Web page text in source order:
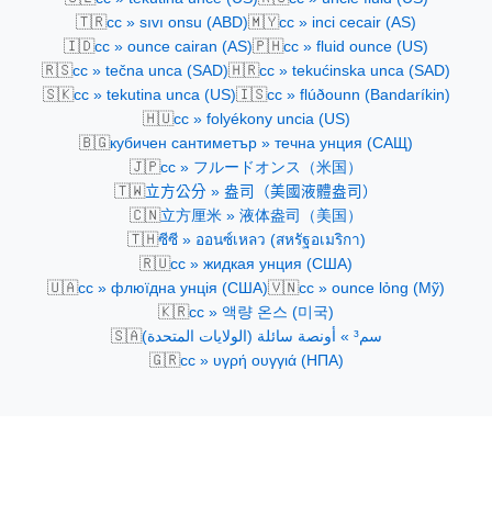
🇹🇷cc » sıvı onsu (ABD)🇲🇾cc » inci cecair (AS)
🇮🇩cc » ounce cairan (AS)🇵🇭cc » fluid ounce (US)
🇷🇸cc » tečna unca (SAD)🇭🇷cc » tekućinska unca (SAD)
🇸🇰cc » tekutina unca (US)🇮🇸cc » flúðounn (Bandaríkin)
🇭🇺cc » folyékony uncia (US)
🇧🇬кубичен сантиметър » течна унция (САЩ)
🇯🇵cc » フルードオンス（米国）
🇹🇼立方公分 » 盎司（美國液體盎司）
🇨🇳立方厘米 » 液体盎司（美国）
🇹🇭ซีซี » ออนซ์เหลว (สหรัฐอเมริกา)
🇷🇺cc » жидкая унция (США)
🇺🇦cc » флюїдна унція (США)🇻🇳cc » ounce lỏng (Mỹ)
🇰🇷cc » 액량 온스 (미국)
🇸🇦 سم³ » أونصة سائلة (الولايات المتحدة)
🇬🇷cc » υγρή ουγγιά (ΗΠΑ)